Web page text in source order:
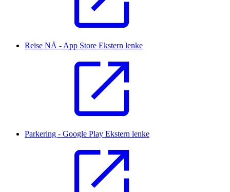
Reise NÅ - App Store Ekstern lenke
Parkering - Google Play Ekstern lenke